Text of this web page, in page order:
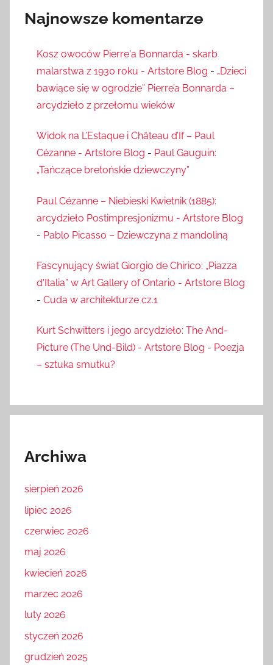
Najnowsze komentarze
Kosz owoców Pierre'a Bonnarda - skarb
malarstwa z 1930 roku - Artstore Blog - „Dzieci
bawiące się w ogrodzie” Pierre’a Bonnarda –
arcydzieło z przełomu wieków
Widok na L’Estaque i Château d’If – Paul
Cézanne - Artstore Blog - Paul Gauguin:
„Tańczące bretońskie dziewczyny”
Paul Cézanne – Niebieski Kwietnik (1885):
arcydzieło Postimpresjonizmu - Artstore Blog
- Pablo Picasso – Dziewczyna z mandoliną
Fascynujący świat Giorgio de Chirico: „Piazza
d'Italia” w Art Gallery of Ontario - Artstore Blog
- Cuda w architekturze cz.1
Kurt Schwitters i jego arcydzieło: The And-
Picture (The Und-Bild) - Artstore Blog - Poezja
– sztuka smutku?
Archiwa
sierpień 2026
lipiec 2026
czerwiec 2026
maj 2026
kwiecień 2026
marzec 2026
luty 2026
styczeń 2026
grudzień 2025